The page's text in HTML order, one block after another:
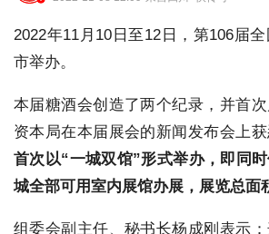
2022年11月10日至12日，第106届
市举办。
本届糖酒会创造了两个纪录，并首
资本局在本届展会的新闻发布会上获
首次以“一城双馆”形式举办，即同
城全部可用室内展馆办展，展览总面
组委会副主任、秘书长杨成刚表示：